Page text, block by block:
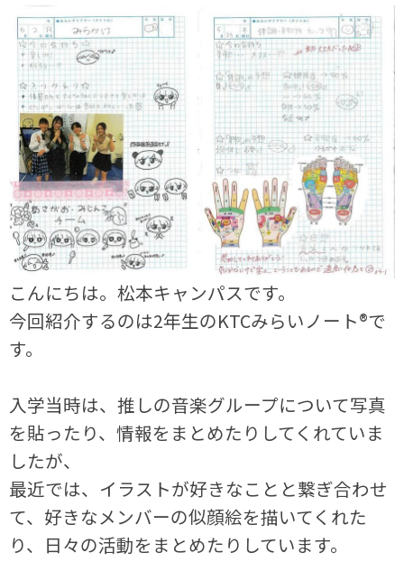
こんにちは。松本キャンパスです。
今回紹介するのは2年生のKTCみらいノート®で
す。
入学当時は、推しの音楽グループについて写真
を貼ったり、情報をまとめたりしてくれていま
したが、
最近では、イラストが好きなことと繋ぎ合わせ
て、好きなメンバーの似顔絵を描いてくれた
り、日々の活動をまとめたりしています。